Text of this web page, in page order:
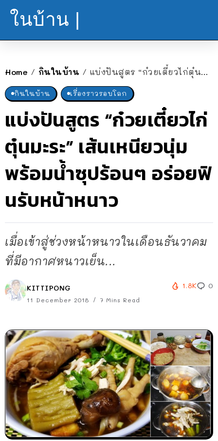
ในบ้าน |
Home / กินในบ้าน / แบ่งปันสูตร “ก๋วยเตี๋ยวไก่ตุ๋นมะระ” เส้นเหนียวนุ่ม พร้อมน้ำซุปร้อนๆ อร่อยฟินรับหน้าหนาว
กินในบ้าน เรื่องราวรอบโลก
แบ่งปันสูตร “ก๋วยเตี๋ยวไก่
ตุ๋นมะระ” เส้นเหนียวนุ่ม
พร้อมน้ำซุปร้อนๆ อร่อยฟิ
นรับหน้าหนาว
เมื่อเข้าสู่ช่วงหน้าหนาวในเดือนธันวาคม
ที่มีอากาศหนาวเย็น...
KITTIPONG
11 December 2018 7 Mins Read
1.8K 0